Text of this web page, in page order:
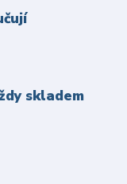
skladem